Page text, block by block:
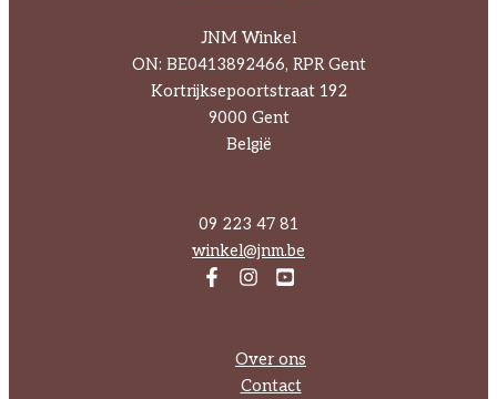
JNM Winkel
ON: BE0413892466, RPR Gent
Kortrijksepoortstraat 192
9000 Gent
België
09 223 47 81
winkel@jnm.be
Over ons
Contact